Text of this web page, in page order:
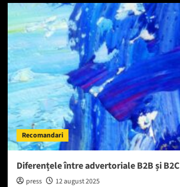
Pensiuni
Delta
Dunării
aproape
–
acces
facil
și
parcare
Recomandari
Diferențele între advertoriale B2B și B2C
press
12 august 2025